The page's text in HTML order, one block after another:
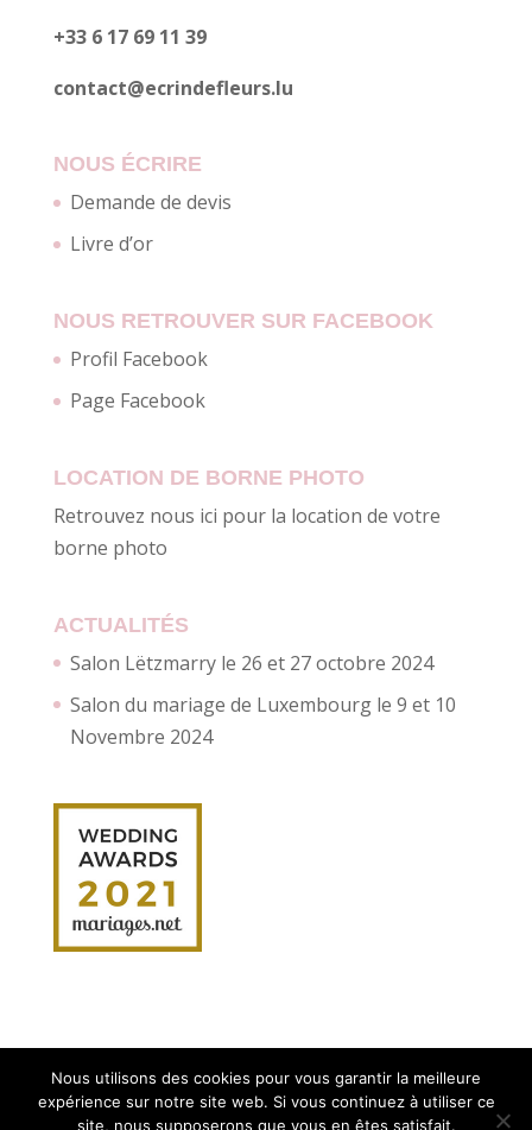
+33 6 17 69 11 39
contact@ecrindefleurs.lu
NOUS ÉCRIRE
Demande de devis
Livre d’or
NOUS RETROUVER SUR FACEBOOK
Profil Facebook
Page Facebook
LOCATION DE BORNE PHOTO
Retrouvez nous ici pour la location de votre
borne photo
ACTUALITÉS
Salon Lëtzmarry le 26 et 27 octobre 2024
Salon du mariage de Luxembourg le 9 et 10
Novembre 2024
Nous utilisons des cookies pour vous garantir la meilleure
expérience sur notre site web. Si vous continuez à utiliser ce
site, nous supposerons que vous en êtes satisfait.